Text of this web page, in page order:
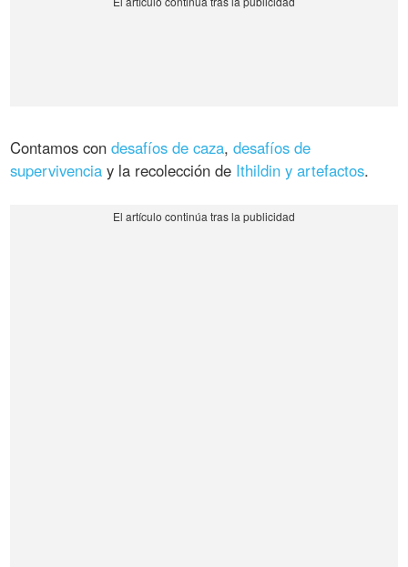
Contamos condesafíos de caza,desafíos de
supervivencia y la recolección de Ithildin y artefactos.